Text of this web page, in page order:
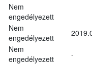
Nem
engedélyezett
Nem
engedélyezett
Nem
engedélyezett
-